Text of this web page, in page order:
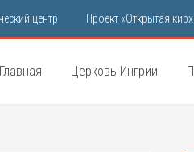
центр Проект «Открытая
Главная Церковь Ингрии